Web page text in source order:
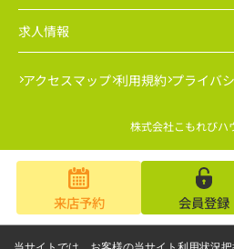
求人情報
アクセスマップ 利用規約 プライバ
株式会社こもれびハ
来店予約 会員登録